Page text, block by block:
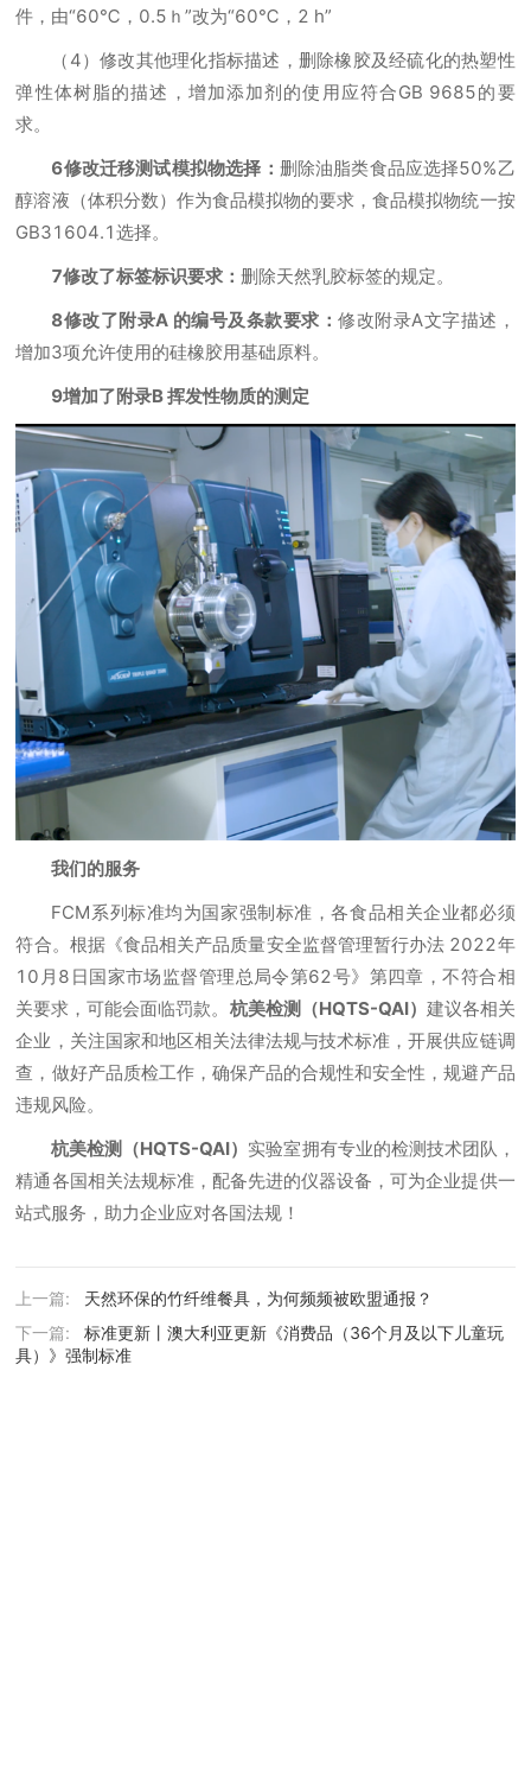
件，由“60℃，0.5ｈ”改为“60℃，2 h”
（4）修改其他理化指标描述，删除橡胶及经硫化的热塑性
弹性体树脂的描述，增加添加剂的使用应符合GB 9685的要
求。
6修改迁移测试模拟物选择： 删除油脂类食品应选择50%乙
醇溶液（体积分数）作为食品模拟物的要求，食品模拟物统一按
GB31604.1选择。
7修改了标签标识要求：删除天然乳胶标签的规定。
8修改了附录A 的编号及条款要求：修改附录A文字描述，
增加3项允许使用的硅橡胶用基础原料。
9增加了附录B 挥发性物质的测定
我们的服务
FCM系列标准均为国家强制标准，各食品相关企业都必须
符合。根据《食品相关产品质量安全监督管理暂行办法 2022年
10月8日国家市场监督管理总局令第62号》第四章，不符合相
关要求，可能会面临罚款。 杭美检测（HQTS-QAI） 建议各相关
企业，关注国家和地区相关法律法规与技术标准，开展供应链调
查，做好产品质检工作，确保产品的合规性和安全性，规避产品
违规风险。
杭美检测（HQTS-QAI） 实验室拥有专业的检测技术团队，
精通各国相关法规标准，配备先进的仪器设备，可为企业提供一
站式服务，助力企业应对各国法规！
上一篇:
天然环保的竹纤维餐具，为何频频被欧盟通报？
下一篇:
标准更新丨澳大利亚更新《消费品（36个月及以下儿童玩
具）》强制标准